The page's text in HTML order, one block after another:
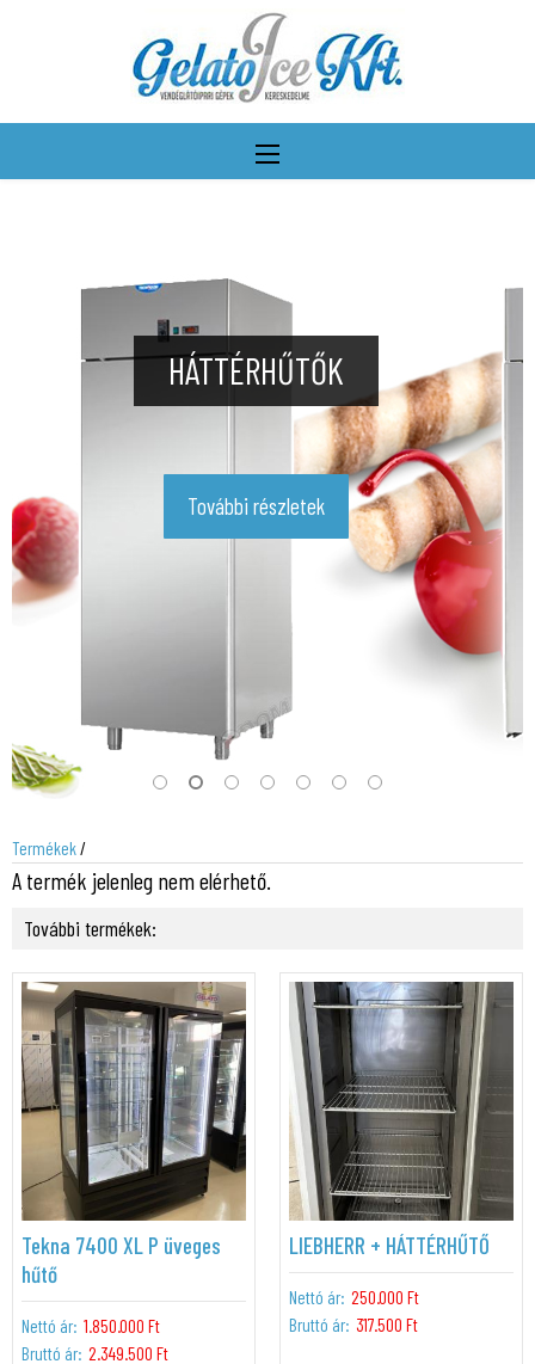
HÁTTÉRHŰTŐK
További részletek
Termékek/
A termék jelenleg nem elérhető.
További termékek:
Tekna 7400 XL P üveges
hűtő
Nettó ár: 1.850.000 Ft
Bruttó ár: 2.349.500 Ft
LIEBHERR + HÁTTÉRHŰTŐ
Nettó ár: 250.000 Ft
Bruttó ár: 317.500 Ft